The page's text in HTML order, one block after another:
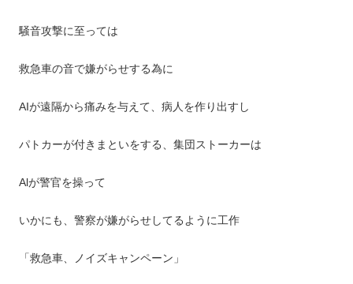
騒音攻撃に至っては
救急車の音で嫌がらせする為に
AIが遠隔から痛みを与えて、病人を作り出すし
パトカーが付きまといをする、集団ストーカーは
Alが警官を操って
いかにも、警察が嫌がらせしてるように工作
「救急車、ノイズキャンペーン」